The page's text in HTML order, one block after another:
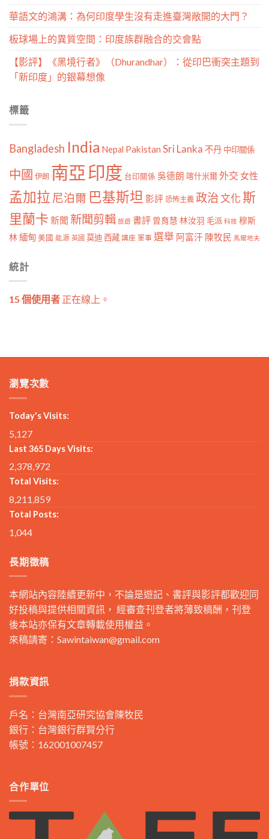
華語文的鴻溝：為何印度學生沒有走進臺灣敞開的大門？
板球場上的異質空間：印度族群融合的交會點
【影評】《黑境行者》（Dhurandhar）：從印巴衝突主題到
「新印度」的銀幕想像
標籤
Bangladesh India Nepal Pakistan Sri Lanka 不丹 中印關係
中國 伊朗 南亞印度 台印關係 吳德朗 喀什米爾外交 女性
孟加拉 尼泊爾 巴基斯坦 影評 恐怖主義 政治文化斯
里蘭卡 新聞 新聞剪輯 旅遊 書評 曾育慧 林汝羽 毛派 科技 穆斯
林 緬甸 美國 能源 英國 莫迪 西藏 講座 軍事 選舉 阿富汗 陳牧民 馬爾地夫
統計
15 個使用者 正在線上。
瀏覽次數
Today's Visits:
5,127
Last 365 Days Visits:
2,378,972
Total Visits:
8,211,859
Total Posts:
1,044
長期徵稿
本網站內容陸續更新中，不論是遊記、書評與影評都歡迎同
好投稿與提供相關資訊， 經審查刊登者將薄致稿酬，刊登
後本站亦保有文章轉載使用權益。
來稿請寄： Sawintaiwan@gmail.com
捐款資訊
戶名：台灣南亞研究協會陳牧民
銀行：台灣銀行群賢分行
帳號：162001007457
合作單位